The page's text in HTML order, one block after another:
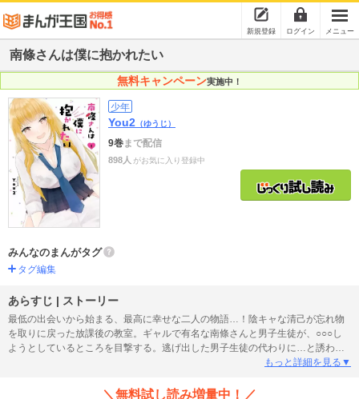
新規登録 ログイン メニュー
南條さんは僕に抱かれたい
無料キャンペーン実施中！
少年
You2 （ゆうじ）
9巻まで配信
898人 がお気に入り登録中
みんなのまんがタグ
タグ編集
あらすじ | ストーリー
最低の出会いから始まる、最高に幸せな二人の物語…！陰キャな清己が忘れ物
を取りに戻った放課後の教室。ギャルで有名な南條さんと男子生徒が、○○○し
ようとしているところを目撃する。逃げ出した男子生徒の代わりに…と誘われ
るものの、潔癖症の清己はきっぱり断ることに。けれど、それによって興味を
は、意外とオタクにとっての理想のギャルで…!?初々しい二人の真面目なお付
もっと詳細を見る▼
＼無料試し読み増量中！／